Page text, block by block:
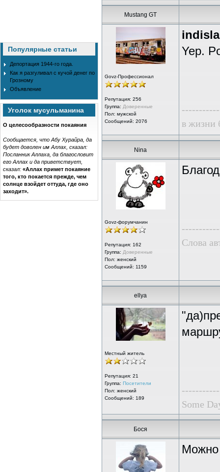
Популярные статьи
Депортация 1944-го года.
Как я разгуливал с кучой денег по
Грозному
Объявление
Уголок мусульманина
О целесообразности покаяния
Сообщается, что Абу Хурайра, да
будет доволен им Аллах, сказал:
Посланник Аллаха, да благословит
его Аллах и да приветствует,
сказал: «Аллах примет покаяние
того, кто покается прежде, чем
солнце взойдет оттуда, где оно
заходит».
Mustang GT
Govz-Профессионал
Репутация: 256
Группа: Доверенные
Пол: мужской
Сообщений: 2076
Yep.
в жизни
Nina
Govz-форумчанин
Репутация: 162
Группа: Доверенные
Пол: женский
Сообщений: 1159
Слова
ellya
Местный житель
Репутация: 21
Группа: Посетители
Пол: женский
Сообщений: 189
Some
Бося
Можно